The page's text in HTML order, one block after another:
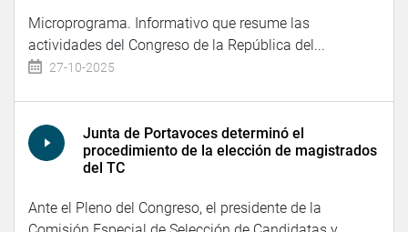
Microprograma. Informativo que resume las
actividades del Congreso de la República del...
27-10-2025
Junta de Portavoces determinó el
procedimiento de la elección de magistrados
del TC
Ante el Pleno del Congreso, el presidente de la